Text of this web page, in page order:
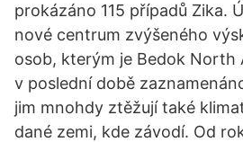
prokázáno 115 případů Zika.
nové centrum zvýšeného
osob, kterým je Bedok North
v poslední době
jim mnohdy ztěžují také
dané zemi, kde závodí. Od